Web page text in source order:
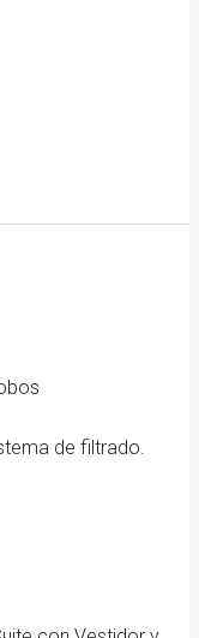
de filtrado.